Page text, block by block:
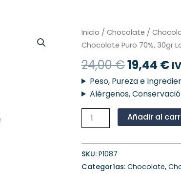
Inicio / Chocolate /
Chocolate Puro 70%, 30gr
24,00€
El
precio
original
era:
24,00 €.
19,44 €
El
Peso, Pureza e
Alérgenos,
Pack
24
unidades
de
Chocolatinas
de
Chocolate
Puro
70%,
30gr
La
Añadir al
SKU: P1087
Categorías: Chocolate,